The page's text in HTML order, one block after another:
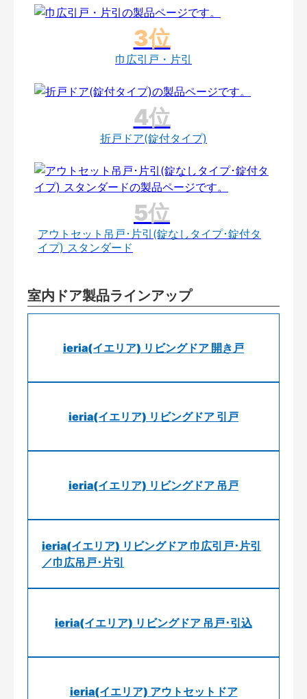
巾広引戸・片引
折戸ドア(錠付タイプ)
アウトセット吊戸･片引(錠なしタイプ･錠付タ
イプ) スタンダード
室内ドア製品ラインアップ
ieria(イエリア) リビングドア 開き戸
ieria(イエリア) リビングドア 引戸
ieria(イエリア) リビングドア 吊戸
ieria(イエリア) リビングドア 巾広引戸･片引
／巾広吊戸･片引
ieria(イエリア) リビングドア 吊戸･引込
ieria(イエリア) アウトセットドア